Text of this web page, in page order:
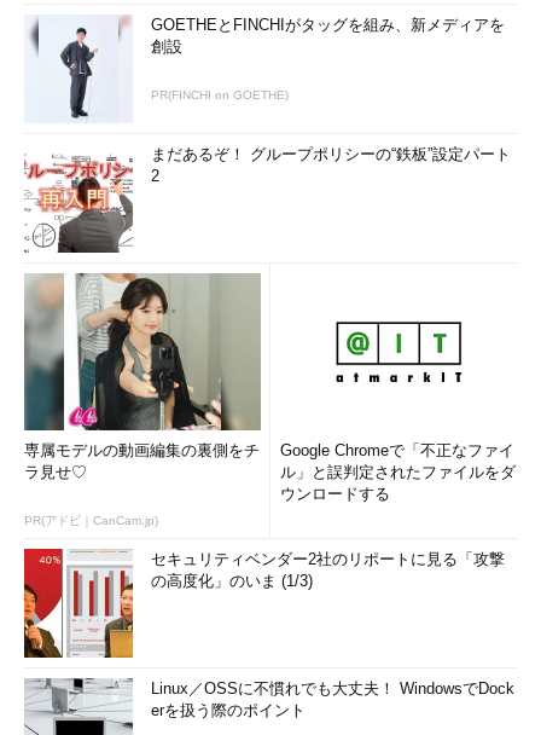
GOETHEとFINCHIがタッグを組み、新メディアを
創設
PR(FINCHI on GOETHE)
まだあるぞ！ グループポリシーの“鉄板”設定パート
2
専属モデルの動画編集の裏側をチ
ラ見せ♡
PR(アドビ｜CanCam.jp)
Google Chromeで「不正なファイ
ル」と誤判定されたファイルをダ
ウンロードする
セキュリティベンダー2社のリポートに見る「攻撃
の高度化」のいま (1/3)
Linux／OSSに不慣れでも大丈夫！ WindowsでDock
erを扱う際のポイント